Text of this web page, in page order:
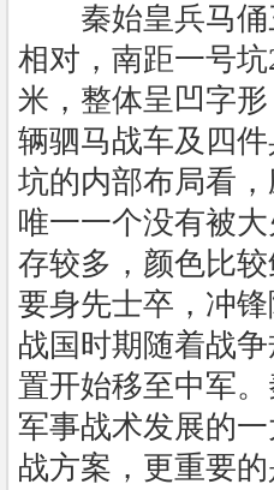
秦始皇兵马俑
相对，南距一号
米，整体呈凹字
辆驷马战车及四
坑的内部布局看
唯一一个没有被
存较多，颜色比
要身先士卒，冲
战国时期随着战
置开始移至中军
军事战术发展的
战方案，更重要